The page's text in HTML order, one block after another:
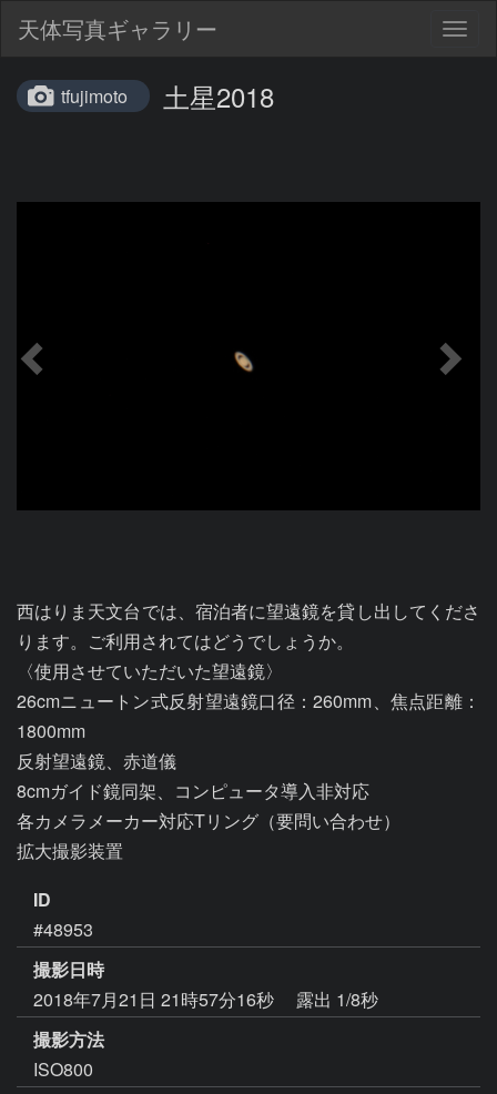
天体写真ギャラリー
tfujimoto 土星2018
西はりま天文台では、宿泊者に望遠鏡を貸し出してくださ
ります。ご利用されてはどうでしょうか。
〈使用させていただいた望遠鏡〉
26cmニュートン式反射望遠鏡口径：260mm、焦点距離：
1800mm
反射望遠鏡、赤道儀
8cmガイド鏡同架、コンピュータ導入非対応
各カメラメーカー対応Tリング（要問い合わせ）
拡大撮影装置
ID
#48953
撮影日時
2018年7月21日 21時57分16秒
露出 1/8秒
撮影方法
ISO800